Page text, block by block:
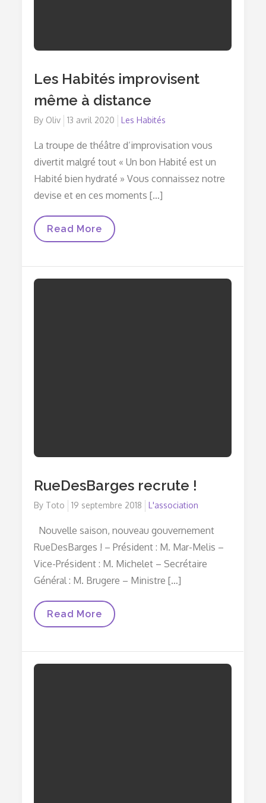
Les Habités improvisent
même à distance
By Oliv
Posted
13 avril 2020 Les Habités
La troupe de théâtre d’improvisation vous
divertit malgré tout « Un bon Habité est un
Habité bien hydraté » Vous connaissez notre
devise et en ces moments […]
Les
Habités
À
Distance
Read More
RueDesBarges recrute !
By Toto
Posted
19 septembre 2018 L'association
Nouvelle saison, nouveau gouvernement
RueDesBarges ! – Président : M. Mar-Melis –
Vice-Président : M. Michelet – Secrétaire
Général : M. Brugere – Ministre […]
RueDesBarges
Recrute
Read More